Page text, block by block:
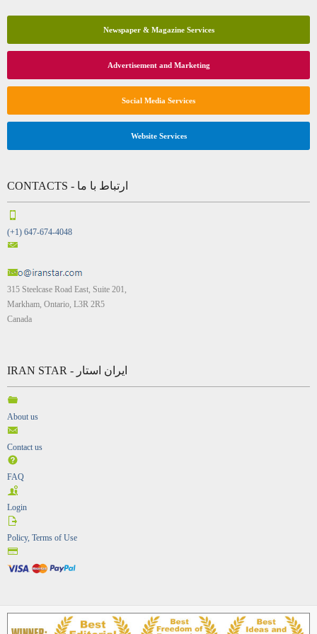
Newspaper & Magazine Services
Advertisement and Marketing
Social Media Services
Website Services
CONTACTS - ارتباط با ما
(+1) 647-674-4048
315 Steelcase Road East, Suite 201,
Markham, Ontario, L3R 2R5
Canada
IRAN STAR - ایران استار
About us
Contact us
FAQ
Login
Policy, Terms of Use